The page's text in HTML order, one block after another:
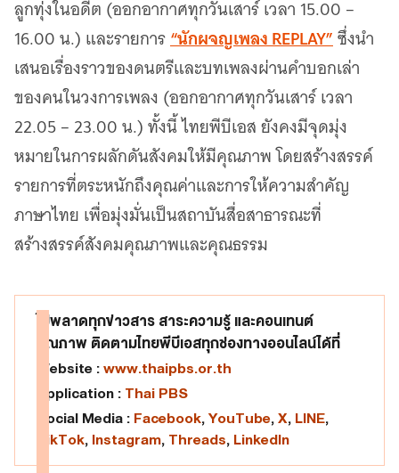
ลูกทุ่งในอดีต (ออกอากาศทุกวันเสาร์ เวลา 15.00 –
16.00 น.) และรายการ“นักผจญเพลง REPLAY”ซึ่งนำ
เสนอเรื่องราวของดนตรีและบทเพลงผ่านคำบอกเล่า
ของคนในวงการเพลง (ออกอากาศทุกวันเสาร์ เวลา
22.05 – 23.00 น.) ทั้งนี้ ไทยพีบีเอส ยังคงมีจุดมุ่ง
หมายในการผลักดันสังคมให้มีคุณภาพ โดยสร้างสรรค์
รายการที่ตระหนักถึงคุณค่าและการให้ความสำคัญ
ภาษาไทย เพื่อมุ่งมั่นเป็นสถาบันสื่อสาธารณะที่
สร้างสรรค์สังคมคุณภาพและคุณธรรม
ไม่พลาดทุกข่าวสาร สาระความรู้ และคอนเทนต์
คุณภาพ ติดตามไทยพีบีเอสทุกช่องทางออนไลน์ได้ที่
Website : www.thaipbs.or.th
Application : Thai PBS
Social Media : Facebook, YouTube, X, LINE,
TikTok, Instagram, Threads, LinkedIn